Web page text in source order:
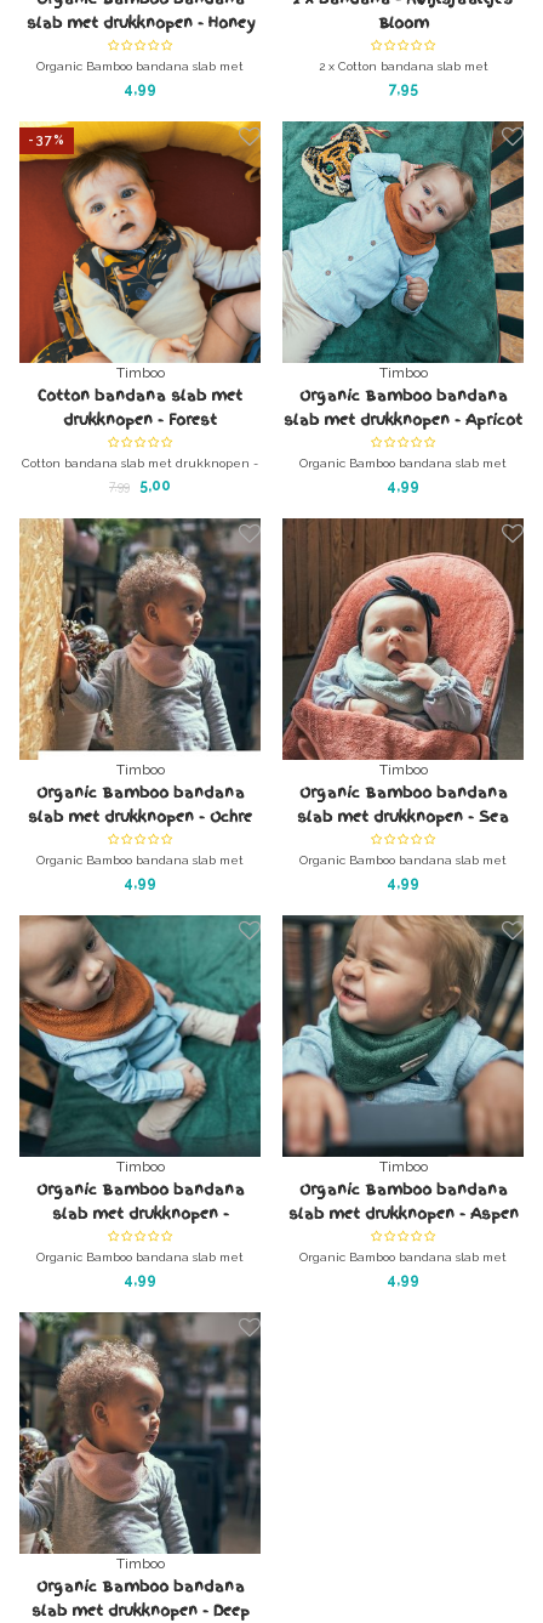
slab met drukknopen - Honey
Yellow
Organic Bamboo bandana slab met
drukknopen - Honey Yellow
Merk: Timboo
4,99
Bloom
2 x Cotton bandana slab met
drukknopen
Merk: Jollein Collecie: Bloom
7,95
-37%
Timboo
Cotton bandana slab met
drukknopen - Forest
Cotton bandana slab met drukknopen -
Forest
Merk: Timmy's collection
7,99 5,00
Timboo
Organic Bamboo bandana
slab met drukknopen - Apricot
Blush
Organic Bamboo bandana slab met
drukknopen - Apricot Blush
Merk: Timboo
4,99
Timboo
Organic Bamboo bandana
slab met drukknopen - Ochre
Organic Bamboo bandana slab met
drukknopen - Ochre
Merk: Timboo
4,99
Timboo
Organic Bamboo bandana
slab met drukknopen - Sea
Blue
Organic Bamboo bandana slab met
drukknopen - Sea Blue
Merk: Timboo
4,99
Timboo
Organic Bamboo bandana
slab met drukknopen -
Rosewood
Organic Bamboo bandana slab met
drukknopen - Rosewood
Merk: Timboo
4,99
Timboo
Organic Bamboo bandana
slab met drukknopen - Aspen
green
Organic Bamboo bandana slab met
drukknopen - Aspen green
4,99
Timboo
Organic Bamboo bandana
slab met drukknopen - Deep